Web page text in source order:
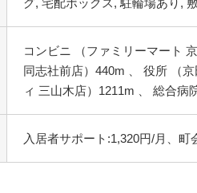
コンビニ （ファミリーマート
同志社前店）440m 、 役所 （
ィ 三山木店）1211m 、 総合病
入居者サポート:1,320円/月、町